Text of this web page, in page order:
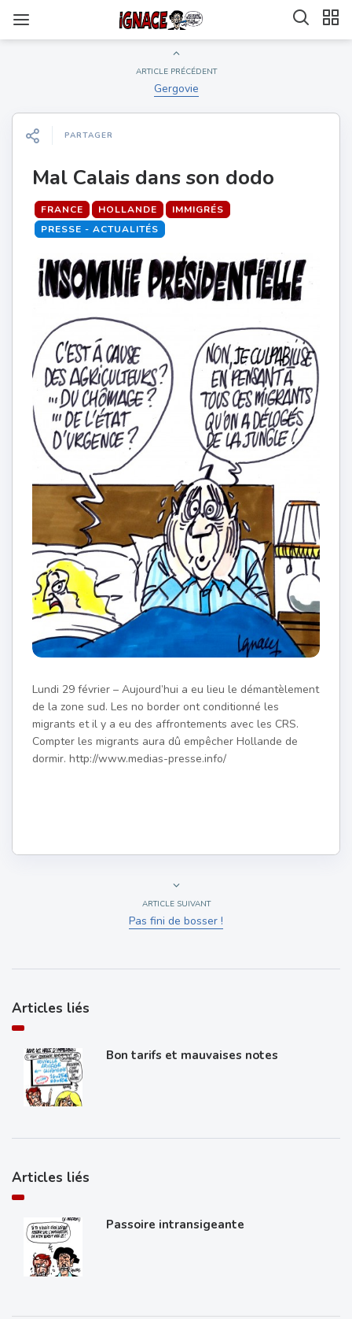
ARTICLE PRÉCÉDENT
Gergovie
PARTAGER
Mal Calais dans son dodo
FRANCE HOLLANDE
IMMIGRÉS
PRESSE - ACTUALITÉS
Lundi 29 février – Aujourd’hui a eu lieu le démantèlement
de la zone sud. Les no border ont conditionné les
migrants et il y a eu des affrontements avec les CRS.
Compter les migrants aura dû empêcher Hollande de
dormir. http://www.medias-presse.info/
ARTICLE SUIVANT
Pas fini de bosser !
Articles liés
Bon tarifs et mauvaises notes
Articles liés
Passoire intransigeante